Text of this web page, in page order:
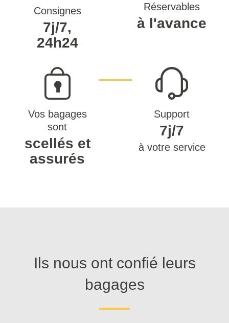
Consignes
7j/7,
24h24
Réservables
à l'avance
Vos bagages
sont
scellés et
assurés
Support
7j/7
à votre service
Ils nous ont confié leurs
bagages